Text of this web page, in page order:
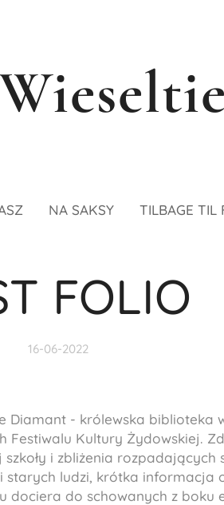
NA SAKSY TILBAGE TIL
FOLIO
16-06-2022
Diamant - królewska biblioteka
Kultury Żydowskiej.
i zbliżenia rozpadających
ludzi, krótka informacja
dociera do schowanych z boku